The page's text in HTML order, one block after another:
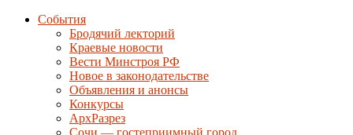
События
Бродячий лекторий
Краевые новости
Вести Минстроя РФ
Новое в законодательстве
Объявления и анонсы
Конкурсы
АрхРазрез
Сочи — гостеприимный город